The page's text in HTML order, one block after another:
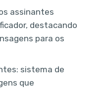
assinantes
destacando
para os
sistema de
que